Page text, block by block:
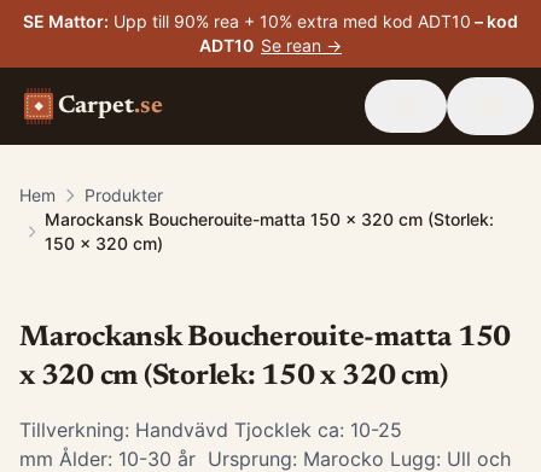
SE Mattor: Upp till 90% rea + 10% extra med kod ADT10 – kod
ADT10 Se rean →
Carpet.se
Hem
Produkter
Marockansk Boucherouite-matta 150 x 320 cm (Storlek:
150 x 320 cm)
Marockansk Boucherouite-matta 150
x 320 cm (Storlek: 150 x 320 cm)
Tillverkning: Handvävd Tjocklek ca: 10-25
mm Ålder: 10-30 år Ursprung: Marocko Lugg: Ull och